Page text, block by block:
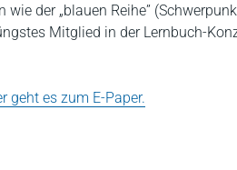
der „blauen Reihe”
Mitglied in der Lernbuch-
geht es zum E-Paper.